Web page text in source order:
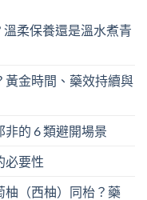
柔保養還是溫水煮青
黃金時間、藥效持續與
的 6 類避開場景
必要性
柚（西柚）同枱？藥